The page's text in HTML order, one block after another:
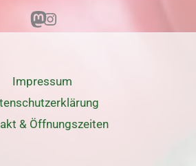
MastodonInstagram
Impressum
& Öffnungszeiten